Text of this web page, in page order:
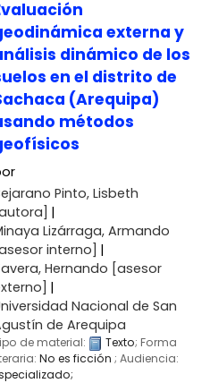
externa y
dinámico de los
en el distrito de
(Arequipa)
métodos
Pinto, Lisbeth
Lizárraga, Armando
interno]
Hernando [asesor
Nacional de San
de Arequipa
de material: Texto; Forma
No es ficción ; Audiencia: